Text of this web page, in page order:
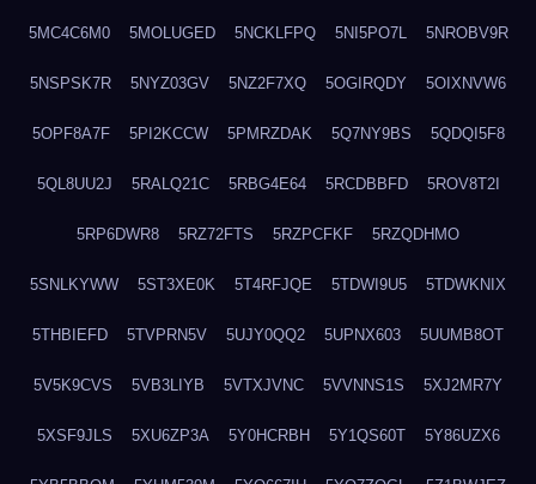
5MC4C6M0 5MOLUGED 5NCKLFPQ 5NI5PO7L 5NROBV9R
5NSPSK7R 5NYZ03GV 5NZ2F7XQ 5OGIRQDY 5OIXNVW6
5OPF8A7F 5PI2KCCW 5PMRZDAK 5Q7NY9BS 5QDQI5F8
5QL8UU2J 5RALQ21C 5RBG4E64 5RCDBBFD 5ROV8T2I
5RP6DWR8 5RZ72FTS 5RZPCFKF 5RZQDHMO
5SNLKYWW 5ST3XE0K 5T4RFJQE 5TDWI9U5 5TDWKNIX
5THBIEFD 5TVPRN5V 5UJY0QQ2 5UPNX603 5UUMB8OT
5V5K9CVS 5VB3LIYB 5VTXJVNC 5VVNNS1S 5XJ2MR7Y
5XSF9JLS 5XU6ZP3A 5Y0HCRBH 5Y1QS60T 5Y86UZX6